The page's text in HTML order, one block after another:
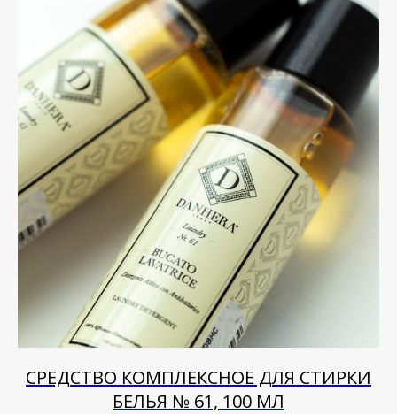
СРЕДСТВО КОМПЛЕКСНОЕ ДЛЯ СТИРКИ
БЕЛЬЯ № 61, 100 МЛ